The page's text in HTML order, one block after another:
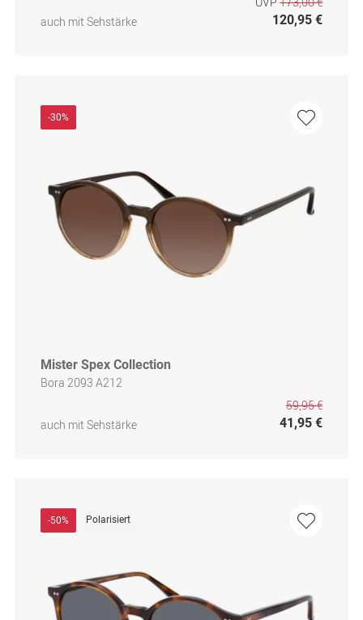
auch mit Sehstärke
120,95 €
-30%
Mister Spex Collection
Bora 2093 A212
auch mit Sehstärke
59,95 €
41,95 €
-50% Polarisiert